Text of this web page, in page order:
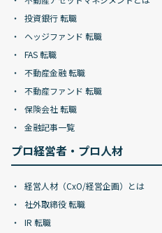
投資銀行 転職
ヘッジファンド 転職
FAS 転職
不動産金融 転職
不動産ファンド 転職
保険会社 転職
金融記事一覧
プロ経営者・プロ人材
経営人材（CxO/経営企画）とは
社外取締役 転職
IR 転職